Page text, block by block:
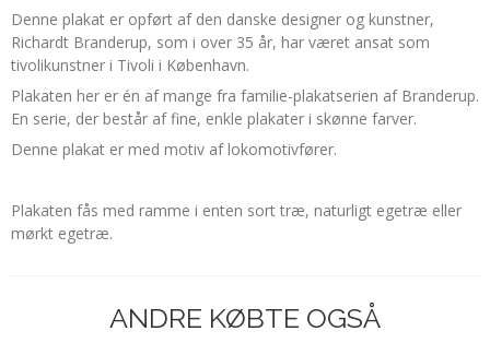
Denne plakat er opført af den danske designer og kunstner,
Richardt Branderup, som i over 35 år, har været ansat som
tivolikunstner i Tivoli i København.
Plakaten her er én af mange fra familie-plakatserien af Branderup.
En serie, der består af fine, enkle plakater i skønne farver.
Denne plakat er med motiv af lokomotivfører.
Plakaten fås med ramme i enten sort træ, naturligt egetræ eller
mørkt egetræ.
ANDRE KØBTE OGSÅ